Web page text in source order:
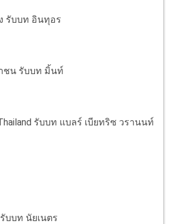
รับบท อินทุอร
ชน รับบท มิ้นท์
รับบท แบลร์ เบียทริซ วรานนท์
บบท นัยเนตร